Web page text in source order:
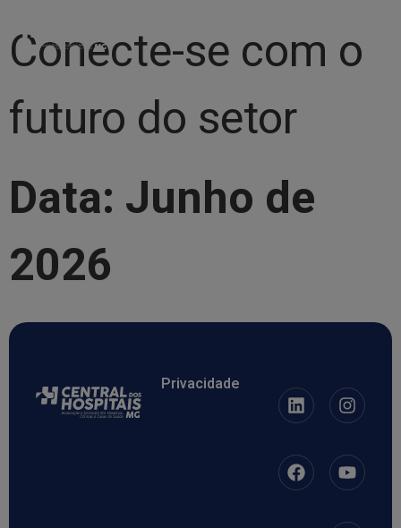
Conecte-se com o
futuro do setor
Data: Junho de
2026
Privacidade